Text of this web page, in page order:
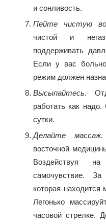
и сонливость.
Пейте чистую
чистой и
поддерживать
Если у вас
режим должен
Высыпайтесь.
работать как
сутки.
Делайте массаж.
восточной
Воздействуя
самочувствие.
которая
Легонько
часовой стрелке.